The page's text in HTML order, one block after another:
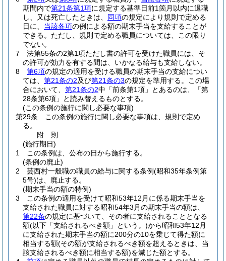
期間内で第21条第1項に規定する基準日前1箇月以内に退職
し、又は死亡したときは、 同項の規定により規則で定める
日に、 当該各項の例による額の期末手当を支給することが
できる。 ただし、規則で定める職員については、この限り
でない。
7
法第55条の2第1項ただし書の許可を受けた職員には、そ
の許可が効力を有する間は、いかなる給与も支給しない。
8
第6項の規定の適用を受ける職員の期末手当の支給につい
ては、 第21条の2及び第21条の3の規定を準用する。
この場
合において、 第21条の2中「前条第1項」とあるのは、「第
28条第6項」と読み替えるものとする。
(この条例の施行に関し必要な事項)
第29条
この条例の施行に関し必要な事項は、規則で定め
る。
附 則
(施行期日)
1
この条例は、公布の日から施行する。
(条例の廃止)
2
芸西村一般職の職員の給与に関する条例(昭和35年条例第
5号)は、廃止する。
(期末手当の額の特例)
3
この条例の適用を受けて昭和53年12月に係る期末手当を
支給された職員に対する昭和54年3月の期末手当の額は、
第22条の規定に基づいて、その者に支給されることとなる
額(以下「支給されるべき額」という。)から昭和53年12月
に支給された期末手当の額に200分の10を乗じて得た額に
相当する額(その額が支給されるべき額を超えるときは、当
該支給されるべき額に相当する額)を減じた額とする。